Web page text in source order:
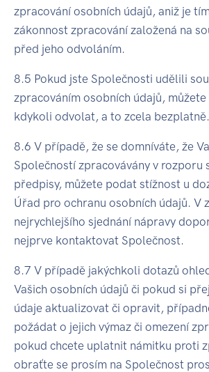
zpracování osobních údajů, aniž je
zákonnost zpracování založená na
před jeho odvoláním.
8.5 Pokud jste Společnosti udělili
zpracováním osobních údajů,
kdykoli odvolat, a to zcela bezplatně.
8.6 V případě, že se domníváte, že
Společností zpracovávány v rozporu
předpisy, můžete podat stížnost u
Úřad pro ochranu osobních údajů. V
nejrychlejšího sjednání nápravy
nejprve kontaktovat Společnost.
8.7 V případě jakýchkoli dotazů
Vašich osobních údajů či pokud si
údaje aktualizovat či opravit,
požádat o jejich výmaz či omezení
pokud chcete uplatnit námitku proti
obraťte se prosím na Společnost